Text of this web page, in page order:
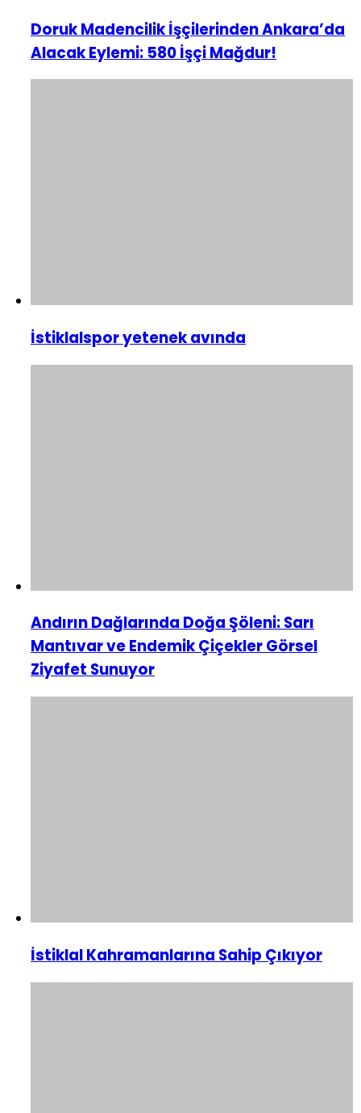
Doruk Madencilik İşçilerinden Ankara’da
Alacak Eylemi: 580 İşçi Mağdur!
İstiklalspor yetenek avında
Andırın Dağlarında Doğa Şöleni: Sarı
Mantıvar ve Endemik Çiçekler Görsel
Ziyafet Sunuyor
İstiklal Kahramanlarına Sahip Çıkıyor